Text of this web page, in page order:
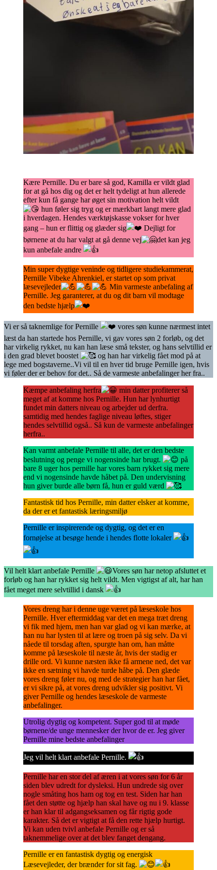
Kære Pernille. Du er bare så god, Kamilla er vildt glad
for at gå hos dig og det er helt tydeligt at hun allerede
efter kun få gange har øget sin motivation helt vildt
hun føler sig tryg og er mærkbart langt mere glad
i hverdagen. Hendes værktøjskasse vokser for hver
gang – hun er flittig og glæder sig
Dejligt for
børnene at du har valgt at gå denne vej
det kan jeg
kun anbefale andre
Min super dygtige veninde og tidligere studiekammerat,
Pernille Vibeke Ahrenkiel, er startet op som privat
læsevejleder
Min varmeste anbefaling af
Pernille. Jeg garanterer, at du og dit barn vil modtage
den bedste hjælp
Vi er så taknemlige for Pernille
vores søn kunne nærmest intet
læst da han startede hos Pernille, vi gav vores søn 2 forløb, og det
har virkelig rykket, nu kan han læse små tekster, og hans selvtillid er
i den grad blevet boostet
og han har virkelig fået mod på at
lege med bogstaverne..Vi vil til en hver tid bruge Pernille igen, hvis
vi føler der er behov for det.. Så de varmeste anbefalinger her fra..
Kæmpe anbefaling herfra
min datter profiterer så
meget af at komme hos Pernille. Hun har lynhurtigt
fundet min datters niveau og arbejder ud derfra.
samtidig med hendes faglige niveau løftes, stiger
hendes selvtillid også.. Så kun de varmeste anbefalinger
herfra..
Kan varmt anbefale Pernille til alle, det er den bedste
beslutning og penge vi nogensinde har brugt.
på
bare 8 uger hos pernille har vores barn rykket sig mere
end vi nogensinde havde håbet på. Den undervisning
hun giver burde alle børn få, hun er guld værd
Fantastisk tid hos Pernille, min datter elsker at komme,
da der er et fantastisk læringsmiljø
Pernille er inspirerende og dygtig, og det er en
fornøjelse at besøge hende i hendes flotte lokaler
Vil helt klart anbefale Pernille
Vores søn har netop afsluttet et
forløb og han har rykket sig helt vildt. Men vigtigst af alt, har han
fået meget mere selvtillid i dansk
Vores dreng har i denne uge været på læseskole hos
Pernille. Hver eftermiddag var det en mega træt dreng
vi fik med hjem, men han var glad og vi kan mærke, at
han nu har lysten til at lære og troen på sig selv. Da vi
nåede til torsdag aften, spurgte han om, han måtte
komme på læseskole til næste år, hvis der stadig er
drille ord. Vi kunne næsten ikke få armene ned, det var
ikke en sætning vi havde turde håbe på. Den glæde
vores dreng føler nu, og med de strategier han har fået,
er vi sikre på, at vores dreng udvikler sig positivt. Vi
giver Pernille og hendes læseskole de varmeste
anbefalinger.
Utrolig dygtig og kompetent. Super god til at møde
børnene/de unge mennesker der hvor de er. Jeg giver
Pernille mine bedste anbefalinger
Jeg vil helt klart anbefale Pernille.
Pernille har en stor del af æren i at vores søn for 6 år
siden blev udredt for dysleksi. Hun undrede sig over
nogle småting hos ham og tog en test. Siden har han
fået den støtte og hjælp han skal have og nu i 9. klasse
er han klar til adgangseksamen og får rigtig gode
karakter. Så det er vigtigt at få den rette hjælp hurtigt.
Vi kan uden tvivl anbefale Pernille og er så
taknemmelige over at det blev fanget dengang.
Pernille er en fantastisk dygtig og energisk
Læsevejleder, der brænder for sit fag.